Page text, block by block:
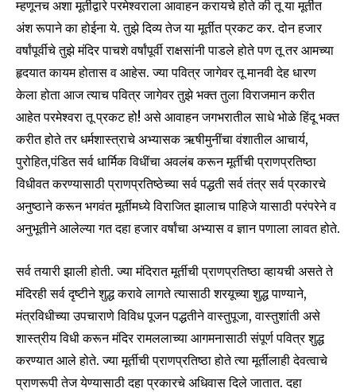
म्हणूनच अशा मूर्तीद्वारे परमेश्वराला आवाहन करायचे होते की तू या मूर्तीत
अंश रूपाने का होईना ये. तुझे दिव्य तेज या मूर्तीत प्रकट कर. दोन हजार
वर्षांपूर्वीचे तुझे मंदिर पाचशे वर्षांपूर्वी राक्षसांनी पाडले होते पण तू तर आमच्या
हृदयात कायम होतास व आहेस. ज्या पवित्र जागेवर तू मानवी देह धारण
केला होता आज त्याच पवित्र जागेवर तुझे भक्त तुला विराजमान करीत
आहेत परमेश्वरा तू प्रकट हो! असे आवाहन जगभरातील साधे भोळे हिंदू भक्त
करीत होते तर धर्मशास्त्राचे अभ्यासक ऋषीमुनींचा वंशातील आचार्य,
पुरोहित,पंडित सर्व धार्मिक विधींचा अवलंब करून मूर्तीची प्राणप्रतिष्ठा
विधीवत करण्यासाठी प्राणप्रतिष्ठेच्या सर्व पद्धती सर्व तंत्र सर्व प्रकारचे
अनुष्ठाने करून भगवंत मूर्तीमध्ये विराजित झालाच पाहिजे यासाठी परंपरेने व
अनुभूतीने आलेल्या गत दहा हजार वर्षांचा अभ्यास व ज्ञान पणाला लावत होते.
सर्व तयारी झाली होती. ज्या मंदिरात मूर्तीची प्राणप्रतिष्ठा व्हायची असते ते
मंदिरही सर्व दृष्टीने शुद्ध करावे लागते त्यासाठी शरयूच्या शुद्ध पाण्याने,
मंत्रविधीच्या उपचाराणे विविध पूजन पद्धतीने वास्तुपूजा, वास्तुशांती असे
शास्त्रीय विधी करून मंदिर रामललाच्या आगमनासाठी संपूर्ण पवित्र शुद्ध
करण्यात आले होते. ज्या मूर्तीची प्राणप्रतिष्ठा होते त्या मूर्तीलाही देवत्वाचे
प्राणरूपी तेज येण्यासाठी दहा प्रकारचे अधिवास दिले जातात. दहा